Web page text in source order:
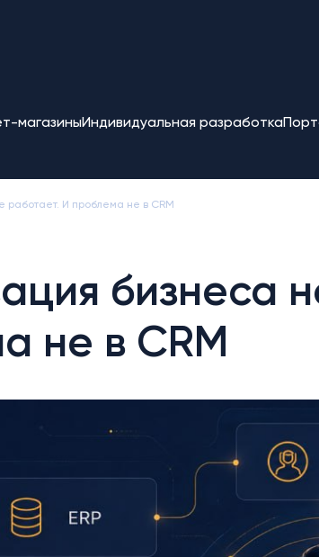
магазиныИндивидуальная разработка
работает. И проблема не в CRM
бизнеса
не в CRM